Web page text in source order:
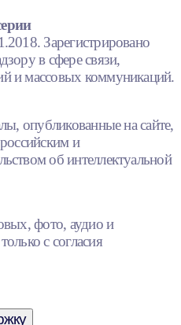
Зарегистрировано
в сфере связи,
и массовых коммуникаций.
опубликованные на сайте,
и
об интеллектуальной
фото, аудио и
с согласия